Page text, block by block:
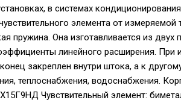
в системах
элемента от измеряемой
пружина. Она изготавливается из
линейного расширения. При
закреплен внутри штока, а к
теплоснабжения, водоснабжения.
Чувствительный элемент: